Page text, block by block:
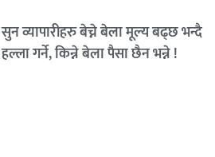
सुन व्यापारीहरु बेच्ने बेला मूल्य बढ्छ भन्दै
हल्ला गर्ने, किन्ने बेला पैसा छैन भन्ने !